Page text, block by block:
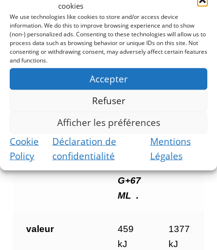
cookies
We use technologies like cookies to store and/or access device
information. We do this to improve browsing experience and to show
(non-) personalized ads. Consenting to these technologies will allow us to
process data such as browsing behavior or unique IDs on this site. Not
consenting or withdrawing consent, may adversely affect certain features
and functions.
Accepter
Refuser
Afficher les préférences
Cookie
Policy
Déclaration de
confidentialité
Mentions
Légales
poêle sur feu doux. (facultatif–
mélanger dedans de l’huile et/ou du
VGSPICEet poursuivre la cuisson 30
secondes ou plus).
nutritionnelles
100
G
G+67
ML .
MIX
valeur
459
kJ
1377
kJ